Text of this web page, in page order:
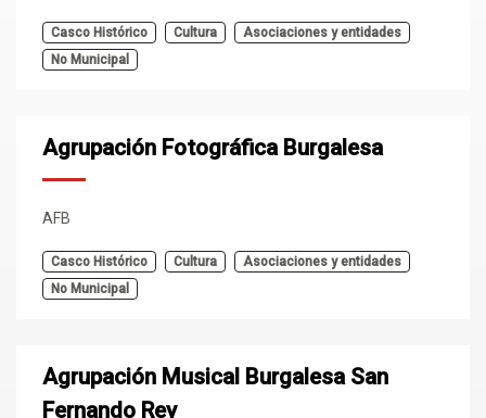
Casco Histórico Cultura
Asociaciones y entidades
No Municipal
Agrupación Fotográfica Burgalesa
AFB
Casco Histórico Cultura
Asociaciones y entidades
No Municipal
Agrupación Musical Burgalesa San
Fernando Rey